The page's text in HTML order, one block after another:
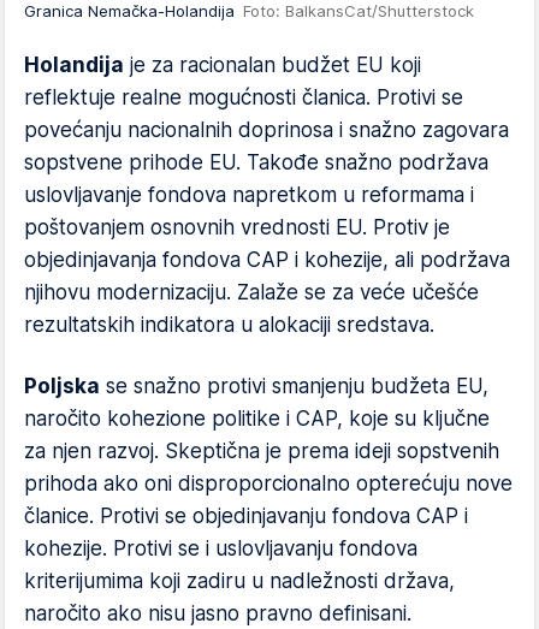
Granica Nemačka-Holandija Foto: BalkansCat/Shutterstock
Holandija je za racionalan budžet EU koji
reflektuje realne mogućnosti članica. Protivi se
povećanju nacionalnih doprinosa i snažno zagovara
sopstvene prihode EU. Takođe snažno podržava
uslovljavanje fondova napretkom u reformama i
poštovanjem osnovnih vrednosti EU. Protiv je
objedinjavanja fondova CAP i kohezije, ali podržava
njihovu modernizaciju. Zalaže se za veće učešće
rezultatskih indikatora u alokaciji sredstava.
Poljska se snažno protivi smanjenju budžeta EU,
naročito kohezione politike i CAP, koje su ključne
za njen razvoj. Skeptična je prema ideji sopstvenih
prihoda ako oni disproporcionalno opterećuju nove
članice. Protivi se objedinjavanju fondova CAP i
kohezije. Protivi se i uslovljavanju fondova
kriterijumima koji zadiru u nadležnosti država,
naročito ako nisu jasno pravno definisani.